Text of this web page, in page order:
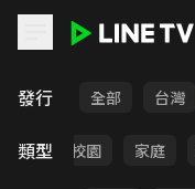
發行 全部 台灣
類型
職場 校園 家庭